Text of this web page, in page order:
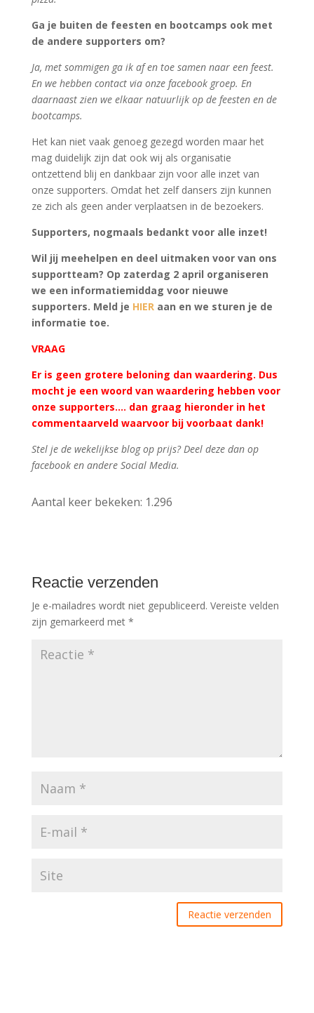
Ga je buiten de feesten en bootcamps ook met
de andere supporters om?
Ja, met sommigen ga ik af en toe samen naar een feest.
En we hebben contact via onze facebook groep. En
daarnaast zien we elkaar natuurlijk op de feesten en de
bootcamps.
Het kan niet vaak genoeg gezegd worden maar het
mag duidelijk zijn dat ook wij als organisatie
ontzettend blij en dankbaar zijn voor alle inzet van
onze supporters. Omdat het zelf dansers zijn kunnen
ze zich als geen ander verplaatsen in de bezoekers.
Supporters, nogmaals bedankt voor alle inzet!
Wil jij meehelpen en deel uitmaken voor van ons
supportteam? Op zaterdag 2 april organiseren
we een informatiemiddag voor nieuwe
supporters. Meld je HIERaan en we sturen je de
informatie toe.
VRAAG
Er is geen grotere beloning dan waardering. Dus
mocht je een woord van waardering hebben voor
onze supporters…. dan graag hieronder in het
commentaarveld waarvoor bij voorbaat dank!
Stel je de wekelijkse blog op prijs? Deel deze dan op
facebook en andere Social Media.
Aantal keer bekeken: 1.296
Reactie verzenden
Je e-mailadres wordt niet gepubliceerd. Vereiste velden
zijn gemarkeerd met *